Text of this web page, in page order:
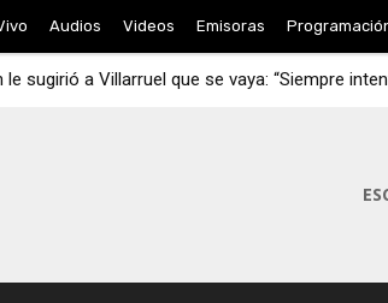
Audios Videos Emisoras
le sugirió a Villarruel que se vaya: “Siempre